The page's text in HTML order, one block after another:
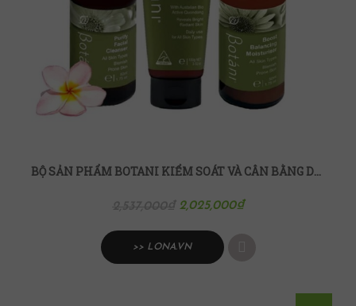
BỘ SẢN PHẨM BOTANI KIỂM SOÁT VÀ CÂN BẰNG DẦU NHỜN
2,025,000₫
>> LONA.VN